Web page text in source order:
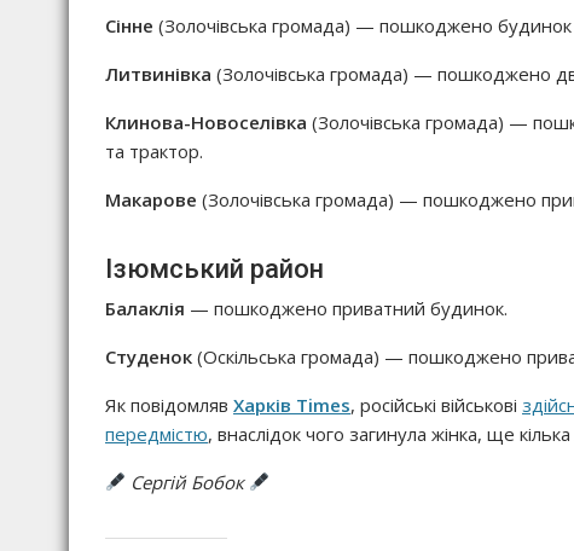
Сінне (Золочівська громада) — пошкоджено будинок
Литвинівка (Золочівська громада) — пошкоджено дві
Клинова-Новоселівка (Золочівська громада) —
та трактор.
Макарове (Золочівська громада) — пошкоджено
Ізюмський район
Балаклія — пошкоджено приватний будинок.
Студенок (Оскільська громада) — пошкоджено
Як повідомляв Харків Times, російські військові
передмістю, внаслідок чого загинула жінка, ще
Сергій Бобок